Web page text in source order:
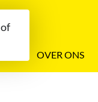
of
OVER ONS